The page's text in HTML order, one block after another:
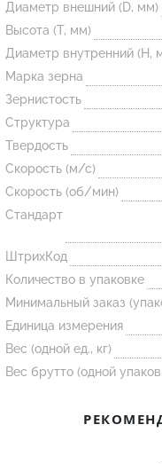
Огнеупорные
изделия
Скачать каталог
Тигель
Муфель
Черпак
Шербер
Трубка
Стержень
Пробка
Подставка
Лодочка
Контакт
Диаметр внешний (D, мм)
Высота (T, мм)
Диаметр внутренний (H,
Марка зерна
Зернистость
Структура
Твердость
Скорость (м/с)
Скорость (об/мин)
Стандарт
ШтрихКод
Количество в упаковке
Минимальный заказ
Единица измерения
Вес (одной ед., кг)
Вес брутто (одной